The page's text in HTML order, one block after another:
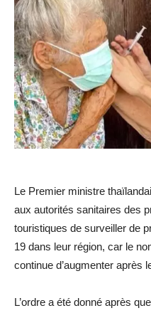
Le Premier ministre
aux autorités sanitaires des
touristiques de surveiller de
19 dans leur région, car le
continue d’augmenter après
L’ordre a été donné après